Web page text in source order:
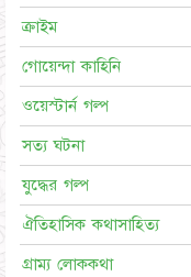
ক্রাইম
গোয়েন্দা কাহিনি
ওয়েস্টার্ন গল্প
সত্য ঘটনা
যুদ্ধের গল্প
ঐতিহাসিক কথাসাহিত্য
গ্রাম্য লোককথা